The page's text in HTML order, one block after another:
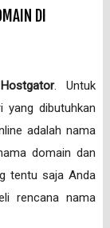
DI
. Untuk
yang dibutuhkan
adalah nama
domain dan
tentu saja Anda
rencana nama